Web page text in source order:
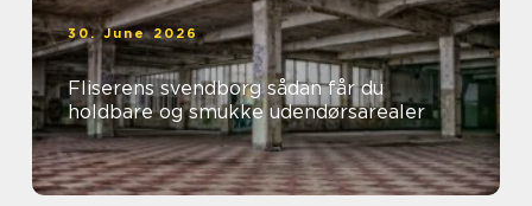
30. June 2026
Fliserens svendborg sådan får du
holdbare og smukke udendørsarealer